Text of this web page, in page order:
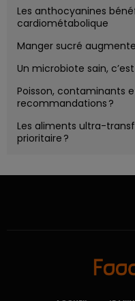
Les anthocyanines
cardiométabolique
Manger sucré
Un microbiote sain,
Poisson, contaminants
recommandations ?
Les aliments ultra-
prioritaire ?